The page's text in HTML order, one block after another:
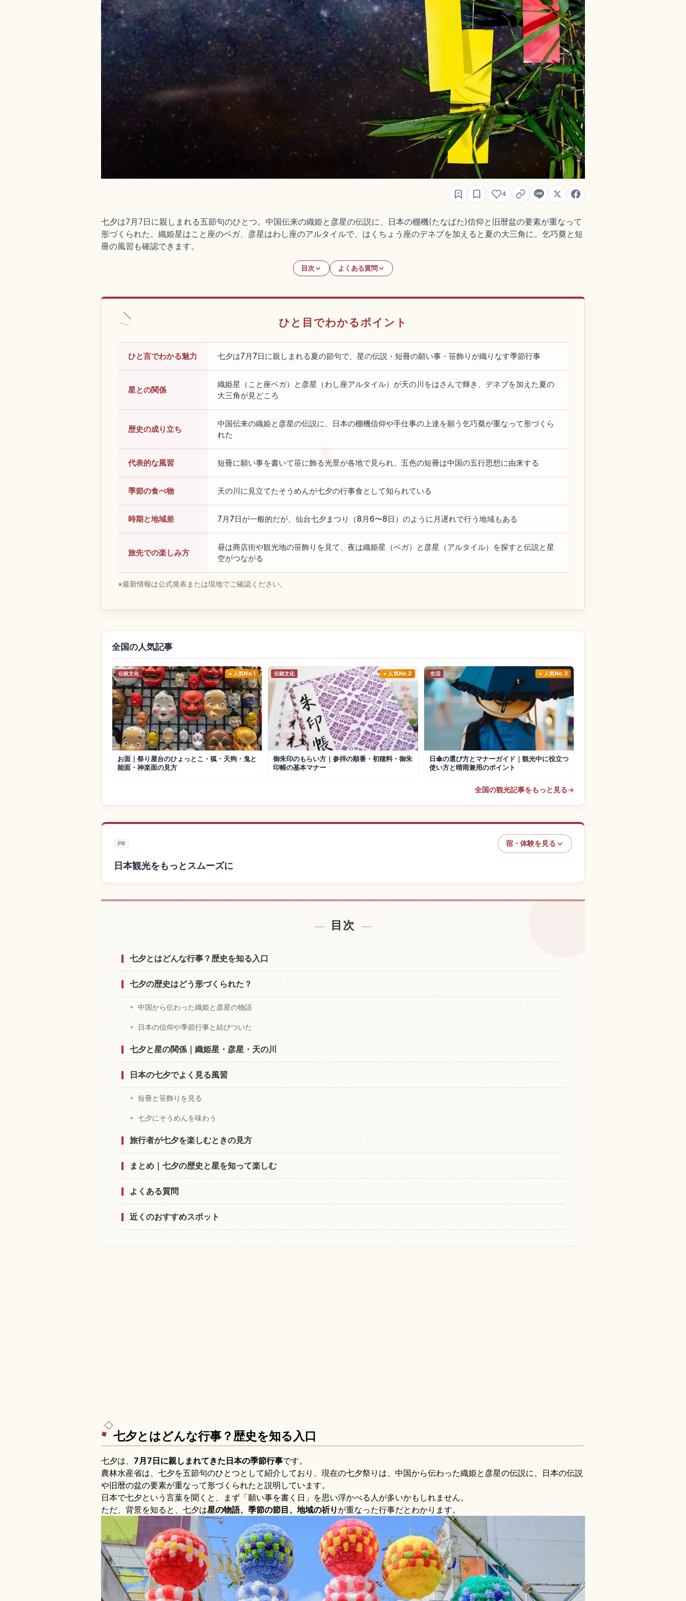
4
七夕は7月7日に親しまれる五節句のひとつ。中国伝来の織姫と彦星の伝説に、日本の棚機(たなばた)信仰と旧暦盆の要素が重なって
形づくられた。織姫星はこと座のベガ、彦星はわし座のアルタイルで、はくちょう座のデネブを加えると夏の大三角に。乞巧奠と短
冊の風習も確認できます。
目次 よくある質問
ひと目でわかるポイント
ひと言でわかる魅力 七夕は7月7日に親しまれる夏の節句で、星の伝説・短冊の願い事・笹飾りが織りなす季節行事
星との関係
織姫星（こと座ベガ）と彦星（わし座アルタイル）が天の川をはさんで輝き、デネブを加えた夏の
大三角が見どころ
歴史の成り立ち
中国伝来の織姫と彦星の伝説に、日本の棚機信仰や手仕事の上達を願う乞巧奠が重なって形づくら
れた
代表的な風習 短冊に願い事を書いて笹に飾る光景が各地で見られ、五色の短冊は中国の五行思想に由来する
季節の食べ物 天の川に見立てたそうめんが七夕の行事食として知られている
時期と地域差 7月7日が一般的だが、仙台七夕まつり（8月6〜8日）のように月遅れで行う地域もある
旅先での楽しみ方
昼は商店街や観光地の笹飾りを見て、夜は織姫星（ベガ）と彦星（アルタイル）を探すと伝説と星
空がつながる
※最新情報は公式発表または現地でご確認ください。
全国の人気記事
伝統文化 人気No.1
お面｜祭り屋台のひょっとこ・狐・天狗・鬼と
能面・神楽面の見方
伝統文化 人気No.2
御朱印のもらい方｜参拝の順番・初穂料・御朱
印帳の基本マナー
生活 人気No.3
日傘の選び方とマナーガイド｜観光中に役立つ
使い方と晴雨兼用のポイント
全国の観光記事をもっと見る→
PR 宿・体験を見る
日本観光をもっとスムーズに
目次
七夕とはどんな行事？歴史を知る入口
七夕の歴史はどう形づくられた？
中国から伝わった織姫と彦星の物語
日本の信仰や季節行事と結びついた
七夕と星の関係｜織姫星・彦星・天の川
日本の七夕でよく見る風習
短冊と笹飾りを見る
七夕にそうめんを味わう
旅行者が七夕を楽しむときの見方
まとめ｜七夕の歴史と星を知って楽しむ
よくある質問
近くのおすすめスポット
七夕とはどんな行事？歴史を知る入口
七夕は、 7月7日に親しまれてきた日本の季節行事です。
農林水産省は、七夕を五節句のひとつとして紹介しており、現在の七夕祭りは、中国から伝わった織姫と彦星の伝説に、日本の伝説
や旧暦の盆の要素が重なって形づくられたと説明しています。
日本で七夕という言葉を聞くと、まず「願い事を書く日」を思い浮かべる人が多いかもしれません。
ただ、背景を知ると、七夕は星の物語、季節の節目、地域の祈り が重なった行事だとわかります。